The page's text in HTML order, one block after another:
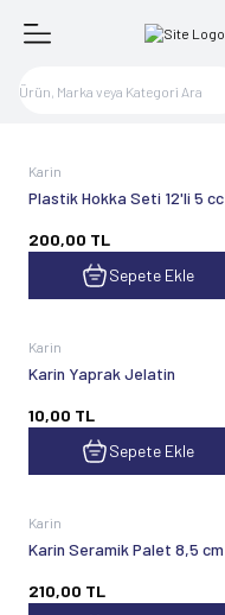
Karin
Plastik Hokka Seti 12'li 5 cc
200,00 TL
Sepete Ekle
Karin
Karin Yaprak Jelatin
10,00 TL
Sepete Ekle
Karin
Karin Seramik Palet 8,5 cm
210,00 TL